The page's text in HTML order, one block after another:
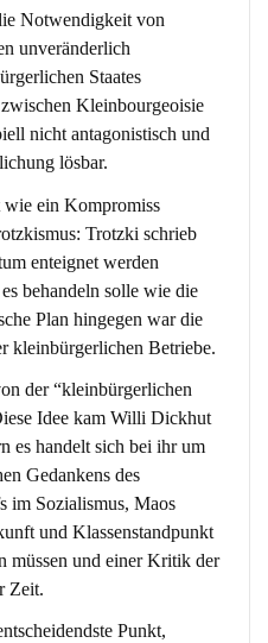
Notwendigkeit von
unveränderlich
Staates
Kleinbourgeoisie
nicht antagonistisch und
lösbar.
ein Kompromiss
Trotzki schrieb
enteignet werden
behandeln solle wie die
Plan hingegen war die
kleinbürgerlichen Betriebe.
der “kleinbürgerlichen
Idee kam Willi Dickhut
es handelt sich bei ihr um
Gedankens des
im Sozialismus, Maos
und Klassenstandpunkt
müssen und einer Kritik der
Zeit.
Punkt,